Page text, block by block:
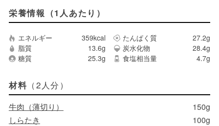
栄養情報（1人あたり）
エネルギー 359kcal たんぱく質
27.2g
脂質
13.6g 炭水化物
28.4g
糖質
25.3g 食塩相当量 4.7g
材料 （2人分）
牛肉（薄切り）
150g
しらたき
100g